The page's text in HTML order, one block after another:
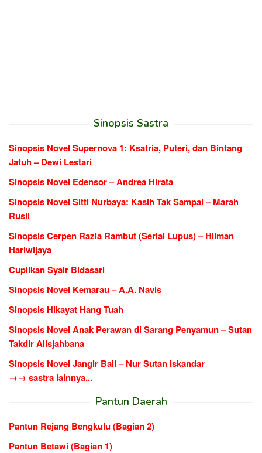
Sinopsis Sastra
Sinopsis Novel Supernova 1: Ksatria, Puteri, dan Bintang
Jatuh – Dewi Lestari
Sinopsis Novel Edensor – Andrea Hirata
Sinopsis Novel Sitti Nurbaya: Kasih Tak Sampai – Marah
Rusli
Sinopsis Cerpen Razia Rambut (Serial Lupus) – Hilman
Hariwijaya
Cuplikan Syair Bidasari
Sinopsis Novel Kemarau – A.A. Navis
Sinopsis Hikayat Hang Tuah
Sinopsis Novel Anak Perawan di Sarang Penyamun – Sutan
Takdir Alisjahbana
Sinopsis Novel Jangir Bali – Nur Sutan Iskandar
→→ sastra lainnya...
Pantun Daerah
Pantun Rejang Bengkulu (Bagian 2)
Pantun Betawi (Bagian 1)